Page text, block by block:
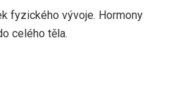
fyzického vývoje. Hormony
celého těla.